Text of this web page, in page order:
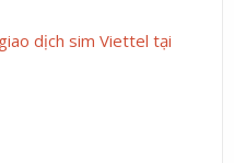
dịch sim Viettel tại